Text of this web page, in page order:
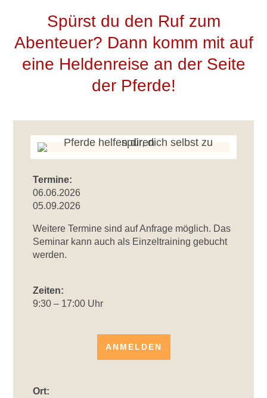
Spürst du den Ruf zum
Abenteuer? Dann komm mit auf
eine Heldenreise an der Seite
der Pferde!
Termine:
06.06.2026
05.09.2026
Weitere Termine sind auf Anfrage möglich. Das
Seminar kann auch als Einzeltraining gebucht
werden.
Zeiten:
9:30 – 17:00 Uhr
ANMELDEN
Ort: